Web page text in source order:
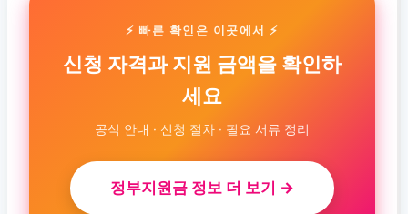
⚡ 빠른 확인은 이곳에서 ⚡
신청 자격과 지원 금액을 확인하
세요
공식 안내 · 신청 절차 · 필요 서류 정리
정부지원금 정보 더 보기 →